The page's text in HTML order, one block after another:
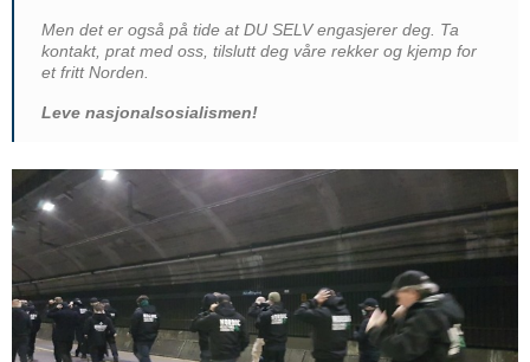
Men det er også på tide at DU SELV engasjerer deg. Ta
kontakt, prat med oss, tilslutt deg våre rekker og kjemp for
et fritt Norden.
Leve nasjonalsosialismen!